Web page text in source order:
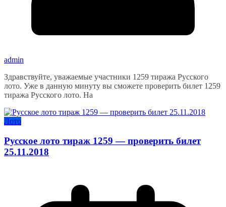
admin
Здравствуйте, уважаемые участники 1259 тиража Русского
лото. Уже в данную минуту вы сможете проверить билет 1259
тиража Русского лото. На
Лото
Русское лото тираж 1259 — проверить билет
25.11.2018